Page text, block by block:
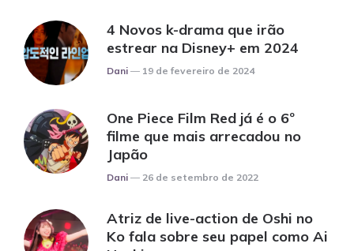
4 Novos k-drama que irão
estrear na Disney+ em 2024
Posted
Dani 19 de fevereiro de 2024
One Piece Film Red já é o 6º
filme que mais arrecadou no
Japão
Posted
Dani 26 de setembro de 2022
Atriz de live-action de Oshi no
Ko fala sobre seu papel como Ai